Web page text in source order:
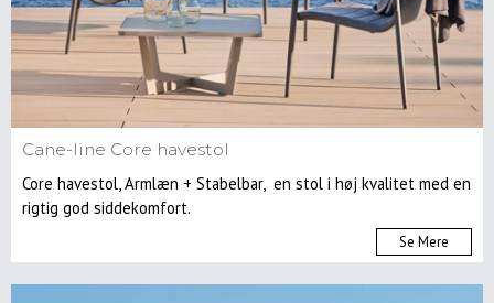
Cane-line Core havestol
Core havestol, Armlæn + Stabelbar, en stol i høj kvalitet med en
rigtig god siddekomfort.
Se Mere